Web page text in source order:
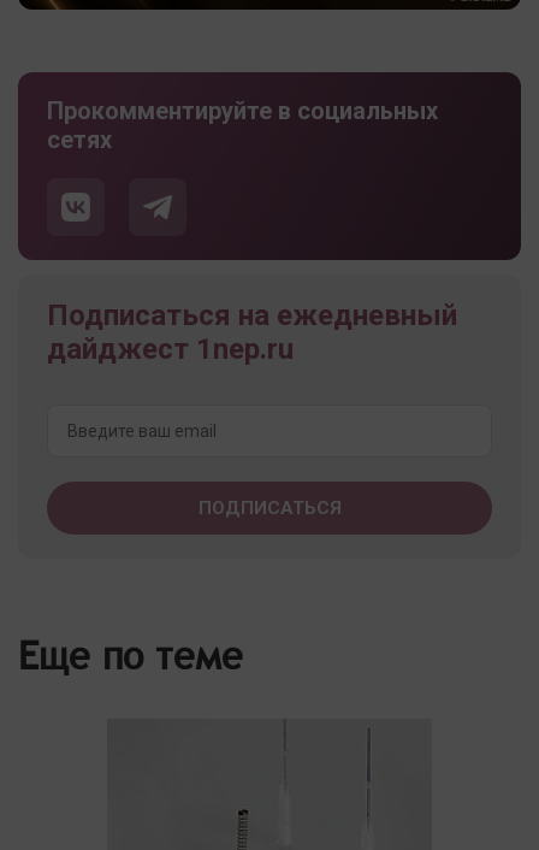
Прокомментируйте в социальных
сетях
Подписаться на ежедневный
дайджест 1nep.ru
Еще по теме